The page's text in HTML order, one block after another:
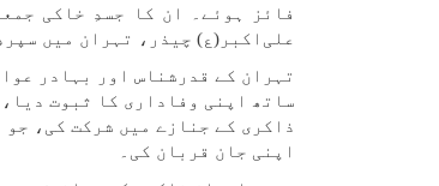
علی‌اکبر(ع) چیذر، تہران میں
ساتھ اپنی وفاداری کا ثبوت
ذاکری کے جنازے میں شرکت کی،
اپنی جان قربان کی۔